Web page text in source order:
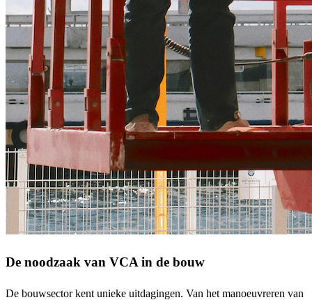
De noodzaak van VCA in de bouw
De bouwsector kent unieke uitdagingen. Van het manoeuvreren van